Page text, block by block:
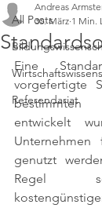
All Posts
Referendariat
Andreas
30. März 1 Min.
Eine
vorgefertigte
bestimmten
entwickelt
genutzt
Regel